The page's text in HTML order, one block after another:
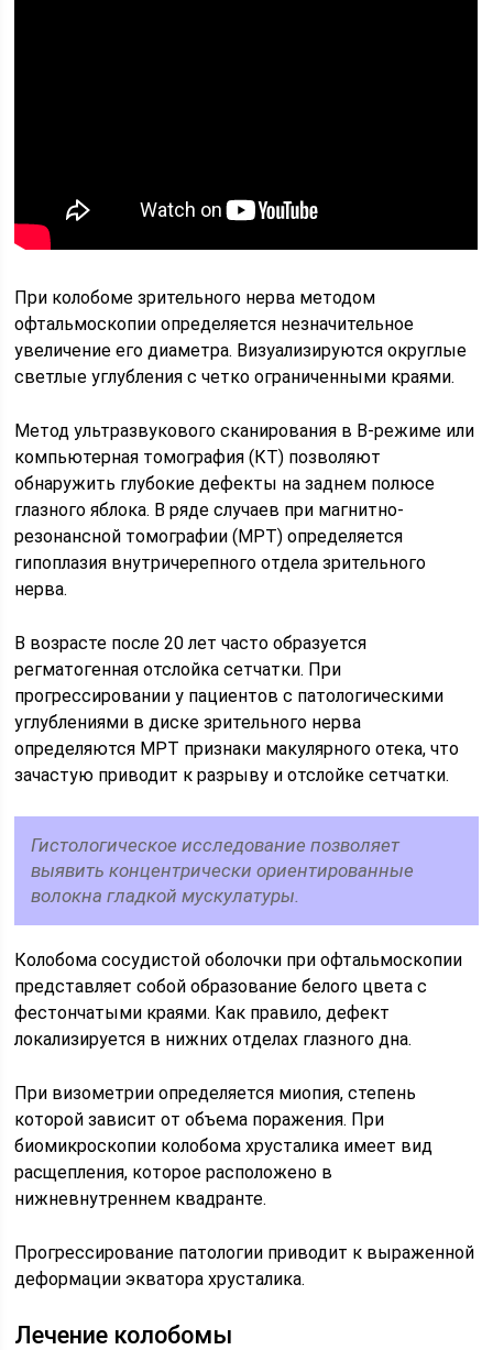
При колобоме зрительного нерва методом
офтальмоскопии определяется незначительное
увеличение его диаметра. Визуализируются округлые
светлые углубления с четко ограниченными краями.
Метод ультразвукового сканирования в В-режиме или
компьютерная томография (КТ) позволяют
обнаружить глубокие дефекты на заднем полюсе
глазного яблока. В ряде случаев при магнитно-
резонансной томографии (МРТ) определяется
гипоплазия внутричерепного отдела зрительного
нерва.
В возрасте после 20 лет часто образуется
регматогенная отслойка сетчатки. При
прогрессировании у пациентов с патологическими
углублениями в диске зрительного нерва
определяются МРТ признаки макулярного отека, что
зачастую приводит к разрыву и отслойке сетчатки.
Гистологическое исследование позволяет
выявить концентрически ориентированные
волокна гладкой мускулатуры.
Колобома сосудистой оболочки при офтальмоскопии
представляет собой образование белого цвета с
фестончатыми краями. Как правило, дефект
локализируется в нижних отделах глазного дна.
При визометрии определяется миопия, степень
которой зависит от объема поражения. При
биомикроскопии колобома хрусталика имеет вид
расщепления, которое расположено в
нижневнутреннем квадранте.
Прогрессирование патологии приводит к выраженной
деформации экватора хрусталика.
Лечение колобомы